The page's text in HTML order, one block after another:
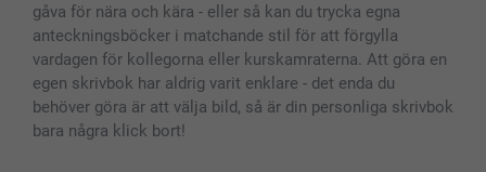
gåva för nära och kära - eller så kan du trycka egna
anteckningsböcker i matchande stil för att förgylla
vardagen för kollegorna eller kurskamraterna. Att göra en
egen skrivbok har aldrig varit enklare - det enda du
behöver göra är att välja bild, så är din personliga skrivbok
bara några klick bort!